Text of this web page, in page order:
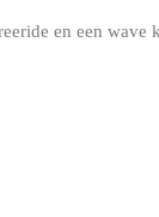
en een